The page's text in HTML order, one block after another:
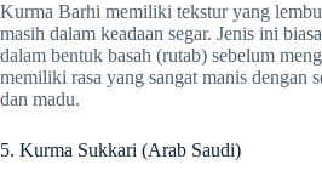
Kurma Barhi memiliki tekstur yang
masih dalam keadaan segar. Jenis ini
dalam bentuk basah (rutab) sebelum
memiliki rasa yang sangat manis dengan
dan madu.
5. Kurma Sukkari (Arab Saudi)